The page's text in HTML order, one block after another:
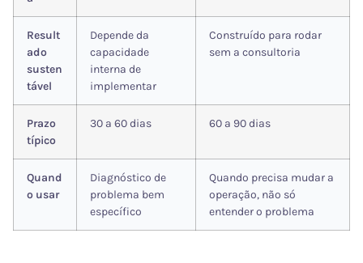
Result
ado
susten
tável
Depende da
capacidade
interna de
implementar
Construído para rodar
sem a consultoria
Prazo
típico
30 a 60 dias 60 a 90 dias
Quand
o usar
Diagnóstico de
problema bem
específico
Quando precisa mudar a
operação, não só
entender o problema